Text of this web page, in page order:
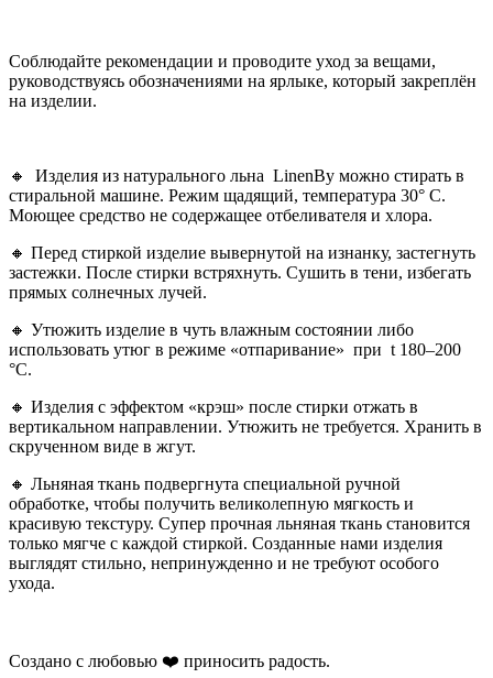
Соблюдайте рекомендации и проводите уход за вещами,
руководствуясь обозначениями на ярлыке, который закреплён
на изделии.
🔸 Изделия из натурального льна LinenBy можно стирать в
стиральной машине. Режим щадящий, температура 30° С.
Моющее средство не содержащее отбеливателя и хлора.
🔸 Перед стиркой изделие вывернутой на изнанку, застегнуть
застежки. После стирки встряхнуть. Сушить в тени, избегать
прямых солнечных лучей.
🔸 Утюжить изделие в чуть влажным состоянии либо
использовать утюг в режиме «отпаривание» при t 180–200
°С.
🔸 Изделия с эффектом «крэш» после стирки отжать в
вертикальном направлении. Утюжить не требуется. Хранить в
скрученном виде в жгут.
🔸 Льняная ткань подвергнута специальной ручной
обработке, чтобы получить великолепную мягкость и
красивую текстуру. Супер прочная льняная ткань становится
только мягче с каждой стиркой. Созданные нами изделия
выглядят стильно, непринужденно и не требуют особого
ухода.
Создано с любовью ❤️ приносить радость.